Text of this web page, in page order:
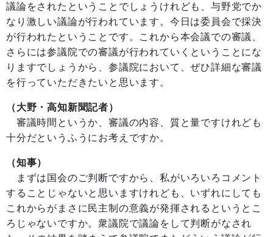
議論をされたということでしょうけれども、与野党でか
なり激しい議論が行われています。今日は委員会で採決
が行われたということです。これから本会議での審議、
さらには参議院での審議が行われていくということにな
りますでしょうから、参議院において、ぜひ詳細な審議
を行っていただきたいと思います。
（大野・高知新聞記者）
審議時間というか、審議の内容、質と量ですけれども
十分だというふうにお考えですか。
（知事）
まずは国会のご判断ですから、私がいろいろコメント
することじゃないと思いますけれども、いずれにしても
これからがまさに民主制の意義が発揮されるというとこ
ろじゃないですか。衆議院で議論をして判断がなされ